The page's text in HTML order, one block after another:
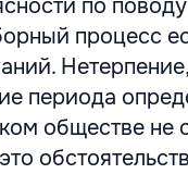
по
процесс
периода
обществе не